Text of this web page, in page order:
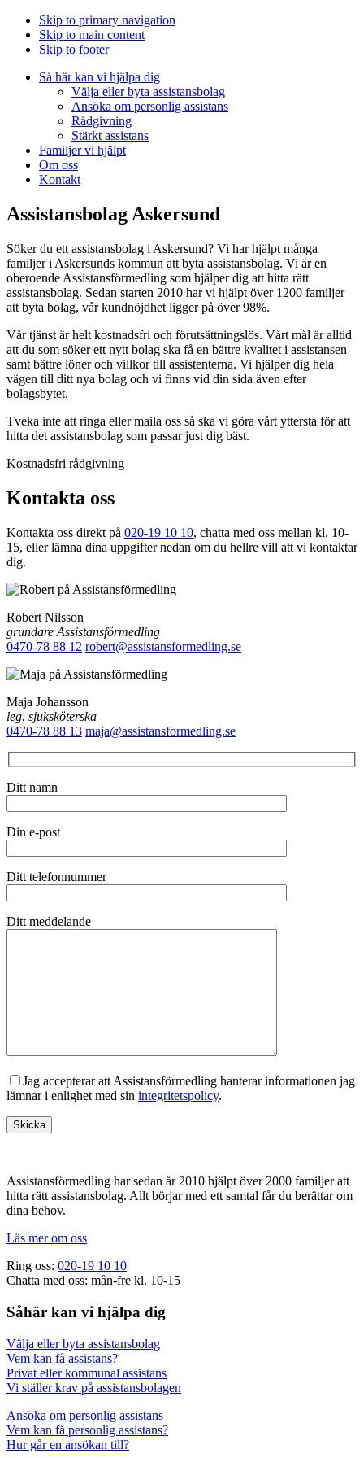
Skip to primary navigation
Skip to main content
Skip to footer
Så här kan vi hjälpa dig
Välja eller byta assistansbolag
Ansöka om personlig assistans
Rådgivning
Stärkt assistans
Familjer vi hjälpt
Om oss
Kontakt
Assistansbolag Askersund
Söker du ett assistansbolag i Askersund? Vi har hjälpt många
familjer i Askersunds kommun att byta assistansbolag. Vi är en
oberoende Assistansförmedling som hjälper dig att hitta rätt
assistansbolag. Sedan starten 2010 har vi hjälpt över 1200 familjer
att byta bolag, vår kundnöjdhet ligger på över 98%.
Vår tjänst är helt kostnadsfri och förutsättningslös. Vårt mål är alltid
att du som söker ett nytt bolag ska få en bättre kvalitet i assistansen
samt bättre löner och villkor till assistenterna. Vi hjälper dig hela
vägen till ditt nya bolag och vi finns vid din sida även efter
bolagsbytet.
Tveka inte att ringa eller maila oss så ska vi göra vårt yttersta för att
hitta det assistansbolag som passar just dig bäst.
Kostnadsfri rådgivning
Kontakta oss
Kontakta oss direkt på 020-19 10 10, chatta med oss mellan kl. 10-
15, eller lämna dina uppgifter nedan om du hellre vill att vi kontaktar
dig.
Robert Nilsson
grundare Assistansförmedling
0470-78 88 12 robert@assistansformedling.se
Maja Johansson
leg. sjuksköterska
0470-78 88 13 maja@assistansformedling.se
Ditt namn
Din e-post
Ditt telefonnummer
Ditt meddelande
Jag accepterar att Assistansförmedling hanterar informationen jag
lämnar i enlighet med sin integritetspolicy.
Assistansförmedling har sedan år 2010 hjälpt över 2000 familjer att
hitta rätt assistansbolag. Allt börjar med ett samtal får du berättar om
dina behov.
Läs mer om oss
Ring oss: 020-19 10 10
Chatta med oss: mån-fre kl. 10-15
Såhär kan vi hjälpa dig
Välja eller byta assistansbolag
Vem kan få assistans?
Privat eller kommunal assistans
Vi ställer krav på assistansbolagen
Ansöka om personlig assistans
Vem kan få personlig assistans?
Hur går en ansökan till?